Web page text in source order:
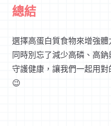
總結
選擇高蛋白質食物來增強體
同時別忘了減少高磷、高
守護健康，讓我們一起用
😉